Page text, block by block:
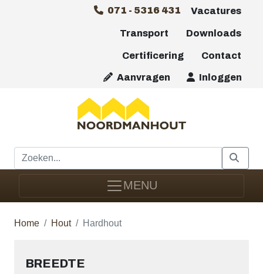
071 - 5316 431 Vacatures
Transport Downloads
Certificering Contact
Aanvragen Inloggen
MENU
Home Hout Hardhout
BREEDTE